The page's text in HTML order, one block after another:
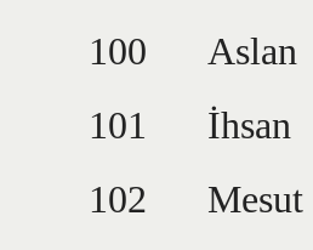
100
Aslan
101
İhsan
102
Mesut